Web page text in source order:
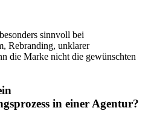
sinnvoll bei
Rebranding, unklarer
die Marke nicht die gewünschten
in einer Agentur?